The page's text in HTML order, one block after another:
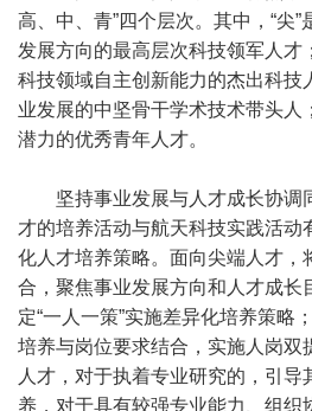
高、中、青”四个层次。其中，“尖
发展方向的最高层次科技领军人才
科技领域自主创新能力的杰出科技
业发展的中坚骨干学术技术带头人
潜力的优秀青年人才。
坚持事业发展与人才成长协调
才的培养活动与航天科技实践活动
化人才培养策略。面向尖端人才，
合，聚焦事业发展方向和人才成长
定“一人一策”实施差异化培养策略
培养与岗位要求结合，实施人岗双
人才，对于执着专业研究的，引导
养，对于具有较强专业能力、组织